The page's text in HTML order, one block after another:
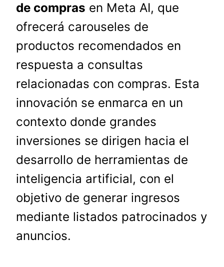
de compras en Meta AI, que
ofrecerá carouseles de
productos recomendados en
respuesta a consultas
relacionadas con compras. Esta
innovación se enmarca en un
contexto donde grandes
inversiones se dirigen hacia el
desarrollo de herramientas de
inteligencia artificial, con el
objetivo de generar ingresos
mediante listados patrocinados y
anuncios.